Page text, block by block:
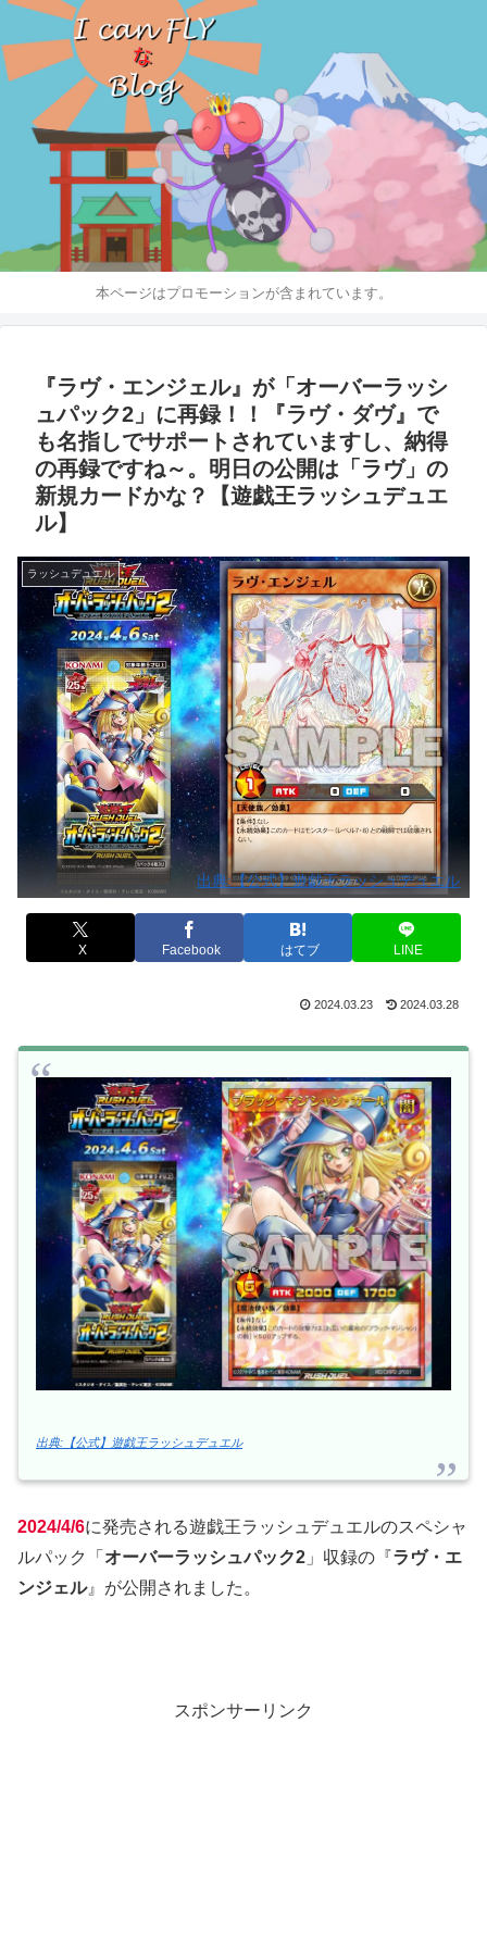
本ページはプロモーションが含まれています。
『ラヴ・エンジェル』が「オーバーラッシ
ュパック2」に再録！！『ラヴ・ダヴ』で
も名指しでサポートされていますし、納得
の再録ですね～。明日の公開は「ラヴ」の
新規カードかな？【遊戯王ラッシュデュエ
ル】
ラッシュデュエル
出典:【公式】遊戯王ラッシュデュエル
X Facebook はてブ LINE
2024.03.23 2024.03.28
出典:【公式】遊戯王ラッシュデュエル
2024/4/6に発売される遊戯王ラッシュデュエルのスペシャ
ルパック「 オーバーラッシュパック2 」収録の『ラヴ・エ
ンジェル』が公開されました。
スポンサーリンク